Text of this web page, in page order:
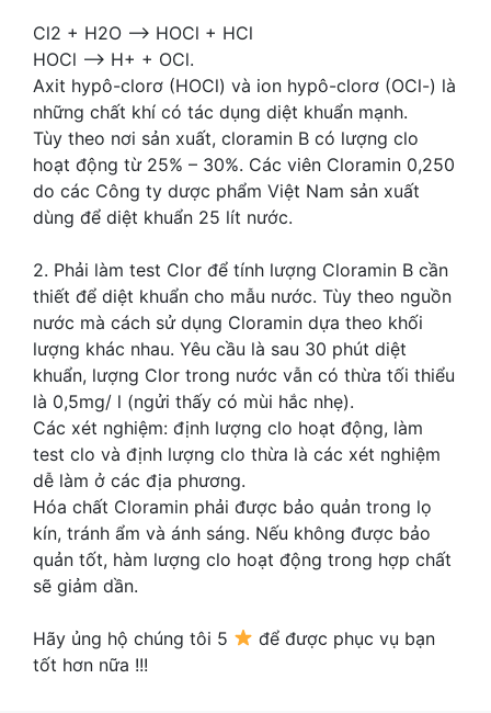
Cl2 + H2O —> HOCl + HCl
HOCl —> H+ + OCl.
Axit hypô-clorơ (HOCl) và ion hypô-clorơ (OCl-) là
những chất khí có tác dụng diệt khuẩn mạnh.
Tùy theo nơi sản xuất, cloramin B có lượng clo
hoạt động từ 25% – 30%. Các viên Cloramin 0,250
do các Công ty dược phẩm Việt Nam sản xuất
dùng để diệt khuẩn 25 lít nước.
2. Phải làm test Clor để tính lượng Cloramin B cần
thiết để diệt khuẩn cho mẫu nước. Tùy theo nguồn
nước mà cách sử dụng Cloramin dựa theo khối
lượng khác nhau. Yêu cầu là sau 30 phút diệt
khuẩn, lượng Clor trong nước vẫn có thừa tối thiểu
là 0,5mg/ l (ngửi thấy có mùi hắc nhẹ).
Các xét nghiệm: định lượng clo hoạt động, làm
test clo và định lượng clo thừa là các xét nghiệm
dễ làm ở các địa phương.
Hóa chất Cloramin phải được bảo quản trong lọ
kín, tránh ẩm và ánh sáng. Nếu không được bảo
quản tốt, hàm lượng clo hoạt động trong hợp chất
sẽ giảm dần.
Hãy ủng hộ chúng tôi 5
để được phục vụ bạn
tốt hơn nữa !!!